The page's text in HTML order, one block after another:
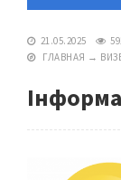
21.05.2025
ГЛАВНАЯ →